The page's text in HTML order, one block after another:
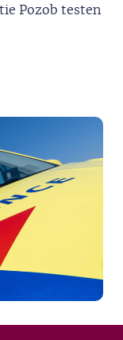
Pozob testen